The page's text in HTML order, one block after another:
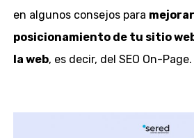
en algunos consejos para
posicionamiento de tu sitio
la web, es decir, del SEO On-Page.